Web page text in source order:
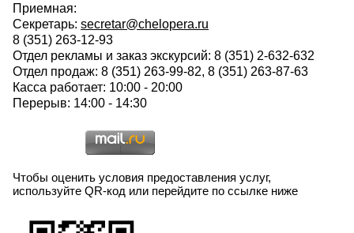
Приемная:
Секретарь: secretar@chelopera.ru
8 (351) 263-12-93
Отдел рекламы и заказ экскурсий: 8 (351) 2-632-632
Отдел продаж: 8 (351) 263-99-82, 8 (351) 263-87-63
Касса работает: 10:00 - 20:00
Перерыв: 14:00 - 14:30
Чтобы оценить условия предоставления услуг,
используйте QR-код или перейдите по ссылке ниже